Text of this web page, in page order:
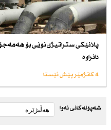
پلانێكی ستراتیژی نوێی بۆ
دانراوە
4 کاتژمێر پێش ئێستا
شەپۆلەکانی نەوا